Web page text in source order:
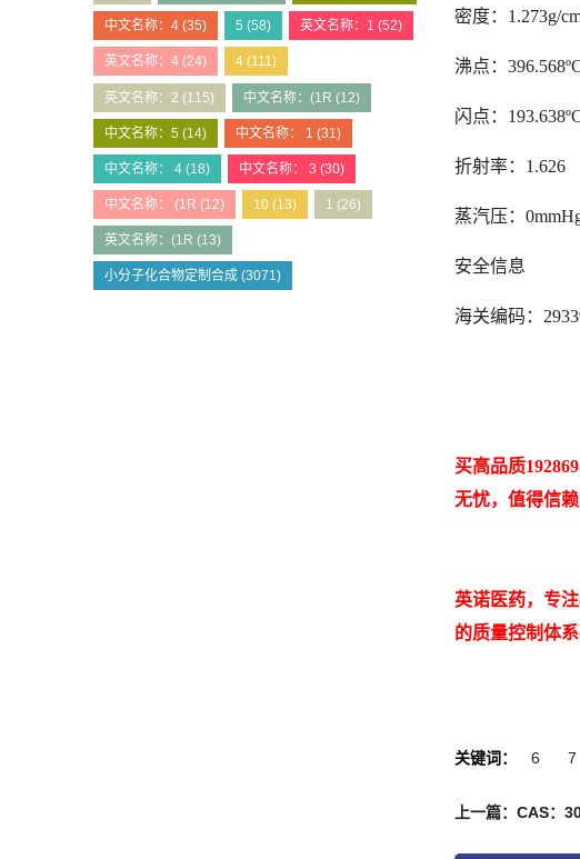
中文名称：4 (35) 5 (58) 英文名称：1 (52)
英文名称：4 (24) 4 (111)
英文名称：2 (115) 中文名称：(1R (12)
中文名称：5 (14) 中文名称： 1 (31)
中文名称： 4 (18) 中文名称： 3 (30)
中文名称： (1R (12) 10 (13) 1 (26)
英文名称：(1R (13)
小分子化合物定制合成 (3071)
密度：1.273g/
沸点：
闪点：
折射率：1.626
蒸汽压：
安全信息
海关编码：
买高品质
无忧，值得信
英诺医药，专
的质量控制体
关键词： 6 7
上一篇：CAS：